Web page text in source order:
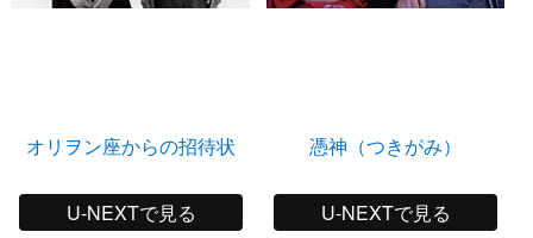
オリヲン座からの招待状
U-NEXTで見る
憑神（つきがみ）
U-NEXTで見る